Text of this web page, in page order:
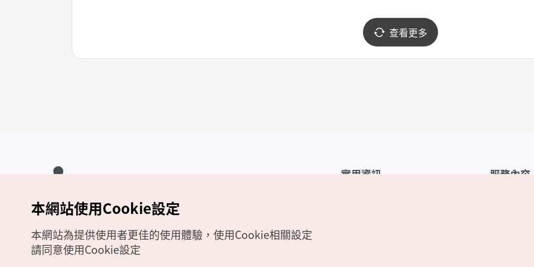
查看更多
實用資訊 服務內容
Copyrights (c) 韓國觀光公社版權所有
如有相關疑問或建議，歡迎來信至官方信箱
本網站使用Cookie設定
本網站為提供使用者更佳的使用體驗，使用Cookie相關設定
請同意使用Cookie設定